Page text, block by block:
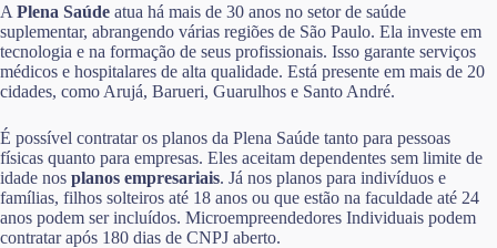
A Plena Saúde atua há mais de 30 anos no setor de saúde
suplementar, abrangendo várias regiões de São Paulo. Ela investe em
tecnologia e na formação de seus profissionais. Isso garante serviços
médicos e hospitalares de alta qualidade. Está presente em mais de 20
cidades, como Arujá, Barueri, Guarulhos e Santo André.
É possível contratar os planos da Plena Saúde tanto para pessoas
físicas quanto para empresas. Eles aceitam dependentes sem limite de
idade nos planos empresariais. Já nos planos para indivíduos e
famílias, filhos solteiros até 18 anos ou que estão na faculdade até 24
anos podem ser incluídos. Microempreendedores Individuais podem
contratar após 180 dias de CNPJ aberto.